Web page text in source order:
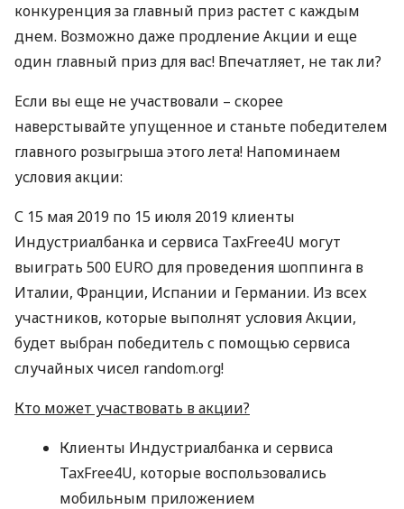
конкуренция за главный приз растет с каждым
днем. Возможно даже продление Акции и еще
один главный приз для вас! Впечатляет, не так ли?
Если вы еще не участвовали – скорее
наверстывайте упущенное и станьте победителем
главного розыгрыша этого лета! Напоминаем
условия акции:
С 15 мая 2019 по 15 июля 2019 клиенты
Индустриалбанка и сервиса TaxFree4U могут
выиграть 500 EURO для проведения шоппинга в
Италии, Франции, Испании и Германии. Из всех
участников, которые выполнят условия Акции,
будет выбран победитель с помощью сервиса
случайных чисел random.org!
Кто может участвовать в акции?
Клиенты Индустриалбанка и сервиса
TaxFree4U, которые воспользовались
мобильным приложением